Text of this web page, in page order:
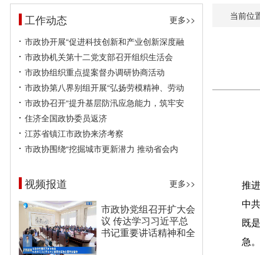
工作动态
更多>>
市政协开展“促进科技创新和产业创新深度融
市政协机关第十二党支部召开组织生活会
市政协组织重点提案督办调研协商活动
市政协第八界别组开展“弘扬劳模精神、劳动
市政协召开“提升基层防汛应急能力，筑牢安
住济全国政协委员返济
江苏省镇江市政协来济考察
市政协围绕“挖掘城市更新潜力 推动省会内
视频报道 更多>>
市政协党组召开扩大会
议 传达学习习近平总
书记重要讲话精神和全
当前位
推
中
既
急